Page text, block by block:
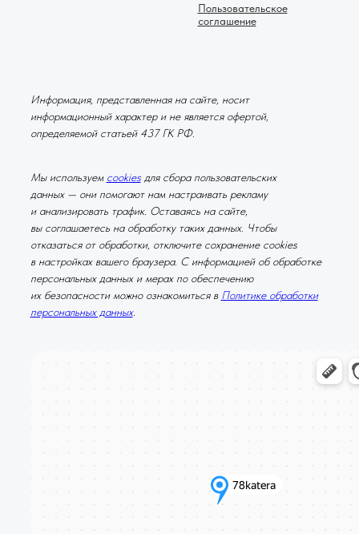
Пользовательское
соглашение
Мы используем cookiesдля сбора пользовательских
данных — они помогают нам настраивать рекламу
и анализировать трафик. Оставаясь на сайте,
вы соглашаетесь на обработку таких данных. Чтобы
отказаться от обработки, отключите сохранение cookies
в настройках вашего браузера. С информацией об обработке
персональных данных и мерах по обеспечению
их безопасности можно ознакомиться в Политике обработки
персональных данных.
Информация, представленная на сайте, носит
информационный характер и не является офертой,
определяемой статьей 437 ГК РФ.